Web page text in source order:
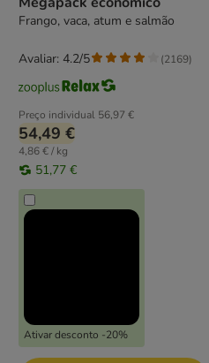
Frango, vaca, atum e salmão
Preço individual 56,97 €
54,49 €
4,86 € / kg
51,77 €
Ativar desconto -20%
Avaliar: 4.2/5 (2169)